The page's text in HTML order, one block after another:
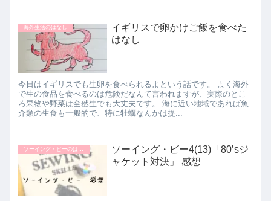
海外生活のはなし
イギリスで卵かけご飯を食べた
はなし
今日はイギリスでも生卵を食べられるよという話です。 よく海外
で生の食品を食べるのは危険だなんて言われますが、実際のとこ
ろ果物や野菜は全然生でも大丈夫です。 海に近い地域であれば魚
介類の生食も一般的で、特に牡蠣なんかは提...
ソーイング・ビーのはなし
ソーイング・ビー4(13)「80’sジ
ャケット対決」 感想